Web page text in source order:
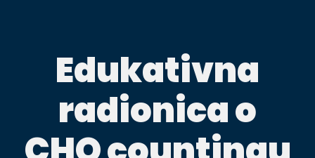
Edukativna
radionica o